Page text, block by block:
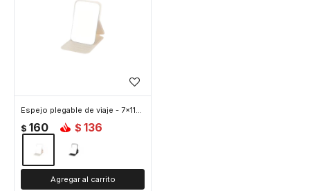
Espejo plegable de viaje - 7x11cm - Blanco
$ 160 $ 136